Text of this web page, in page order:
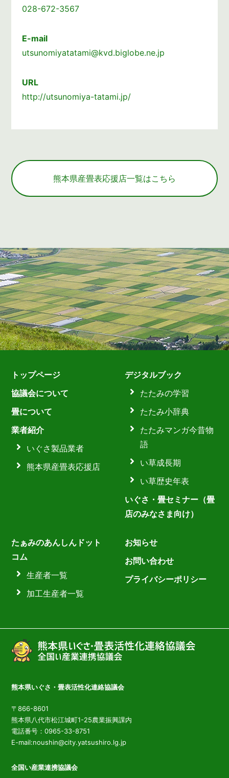
028-672-3567
E-mail
utsunomiyatatami@kvd.biglobe.ne.jp
URL
http://utsunomiya-tatami.jp/
熊本県産畳表応援店一覧はこちら
トップページ
協議会について
畳について
業者紹介
いぐさ製品業者
熊本県産畳表応援店
デジタルブック
たたみの学習
たたみ小辞典
たたみマンガ今昔物
語
い草成長期
い草歴史年表
いぐさ・畳セミナー（畳
店のみなさま向け）
たぁみのあんしんドット
コム
生産者一覧
加工生産者一覧
お知らせ
お問い合わせ
プライバシーポリシー
熊本県いぐさ・畳表活性化連絡協議会
〒866-8601
熊本県八代市松江城町1-25農業振興課内
電話番号：0965-33-8751
E-mail:noushin@city.yatsushiro.lg.jp
全国い産業連携協議会